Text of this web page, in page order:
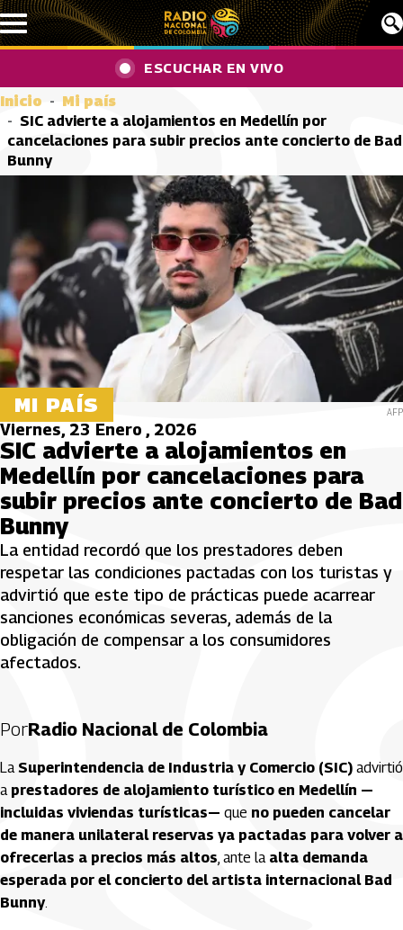
Pasar al contenido principal
ESCUCHAR EN VIVO
Inicio
Mi país
SIC advierte a alojamientos en Medellín por
cancelaciones para subir precios ante concierto de Bad
Bunny
MI PAÍS AFP
Viernes, 23 Enero , 2026
SIC advierte a alojamientos en
Medellín por cancelaciones para
subir precios ante concierto de Bad
Bunny
La entidad recordó que los prestadores deben
respetar las condiciones pactadas con los turistas y
advirtió que este tipo de prácticas puede acarrear
sanciones económicas severas, además de la
obligación de compensar a los consumidores
afectados.
PorRadio Nacional de Colombia
LaSuperintendencia de Industria y Comercio (SIC) advirtió
a prestadores de alojamiento turístico en Medellín —
incluidas viviendas turísticas— que no pueden cancelar
de manera unilateral reservas ya pactadas para volver a
ofrecerlas a precios más altos, ante la alta demanda
esperada por el concierto del artista internacional Bad
Bunny.